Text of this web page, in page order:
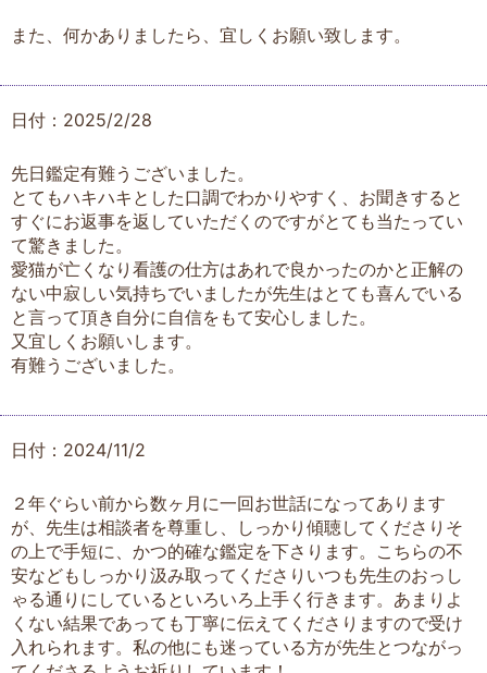
また、何かありましたら、宜しくお願い致します。
日付：2025/2/28
先日鑑定有難うございました。
とてもハキハキとした口調でわかりやすく、お聞きすると
すぐにお返事を返していただくのですがとても当たってい
て驚きました。
愛猫が亡くなり看護の仕方はあれで良かったのかと正解の
ない中寂しい気持ちでいましたが先生はとても喜んでいる
と言って頂き自分に自信をもて安心しました。
又宜しくお願いします。
有難うございました。
日付：2024/11/2
２年ぐらい前から数ヶ月に一回お世話になってあります
が、先生は相談者を尊重し、しっかり傾聴してくださりそ
の上で手短に、かつ的確な鑑定を下さります。こちらの不
安などもしっかり汲み取ってくださりいつも先生のおっし
ゃる通りにしているといろいろ上手く行きます。あまりよ
くない結果であっても丁寧に伝えてくださりますので受け
入れられます。私の他にも迷っている方が先生とつながっ